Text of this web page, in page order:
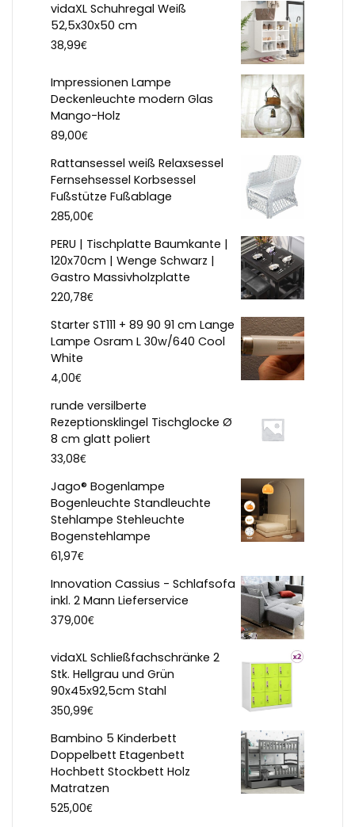
vidaXL Schuhregal Weiß
52,5x30x50 cm
38,99€
Impressionen Lampe
Deckenleuchte modern Glas
Mango-Holz
89,00€
Rattansessel weiß Relaxsessel
Fernsehsessel Korbsessel
Fußstütze Fußablage
285,00€
PERU | Tischplatte Baumkante |
120x70cm | Wenge Schwarz |
Gastro Massivholzplatte
220,78€
Starter ST111 + 89 90 91 cm Lange
Lampe Osram L 30w/640 Cool
White
4,00€
runde versilberte
Rezeptionsklingel Tischglocke Ø
8 cm glatt poliert
33,08€
Jago® Bogenlampe
Bogenleuchte Standleuchte
Stehlampe Stehleuchte
Bogenstehlampe
61,97€
Innovation Cassius - Schlafsofa
inkl. 2 Mann Lieferservice
379,00€
vidaXL Schließfachschränke 2
Stk. Hellgrau und Grün
90x45x92,5cm Stahl
350,99€
Bambino 5 Kinderbett
Doppelbett Etagenbett
Hochbett Stockbett Holz
Matratzen
525,00€